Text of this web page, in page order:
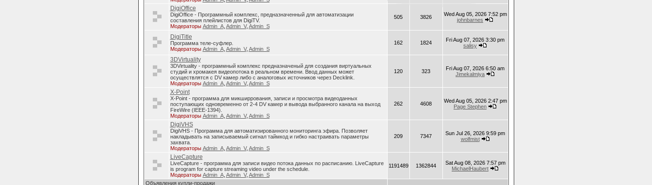
DigiOffice
DigiOffice - Программный комплекс, предназначенный для автоматизации
составления плейлистов для DigiTV.
Модераторы Admin_A, Admin_V, Admin_S
505 3826
Wed Aug 05, 2026 7:52 pm
johnbarnes
DigiTitle
Программа теле-суфлер.
Модераторы Admin_A, Admin_V, Admin_S
162 1824
Fri Aug 07, 2026 3:30 pm
salisy
3DVirtuality
3DVirtuality - программный комплекс предназначеный для создания виртуальных
студий и хромакея видеопотока в реальном времени. Ввод данных может
осуществлятся с DV камер либо с аналоговых источников через Decklink.
Модераторы Admin_A, Admin_V, Admin_S
120 323
Fri Aug 07, 2026 6:50 am
Jimekalmiya
X-Point
X-Point - программа для микширрования, записи и просмотра видеоданных
поступающих одновременно от 2-4 DV камер и вывода выбранного канала на выход
FireWire (IEEE-1394).
Модераторы Admin_A, Admin_V, Admin_S
262 4608
Wed Aug 05, 2026 2:47 pm
Page Stephen
DigiVHS
DigiVHS - Программа для автоматизированного мониторинга эфира. Позволяет
накладывать на записываемый сигнал таймкод и гибко настраивать параметры
захвата.
Модераторы Admin_A, Admin_V, Admin_S
209 7347
Sun Jul 26, 2026 9:59 pm
wolfmist
LiveCapture
LiveCapture - программа для записи видео потока данных по расписанию. LiveCapture
is program for capture streaming video under the schedule.
Модераторы Admin_A, Admin_V, Admin_S
1191489 1362844
Sat Aug 08, 2026 7:57 pm
MichaelHaubert
Объявления купли-продажи